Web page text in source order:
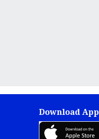
Download App